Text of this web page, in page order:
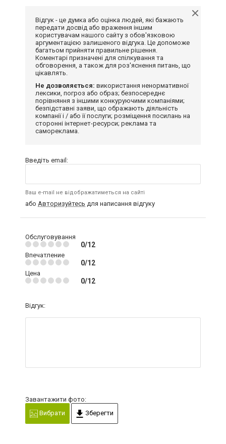
Відгук - це думка або оцінка людей, які бажають
передати досвід або враження іншим
користувачам нашого сайту з обов'язковою
аргументацією залишеного відгука. Це допоможе
багатьом прийняти правильне рішення.
Коментарі призначені для спілкування та
обговорення, а також для роз'яснення питань, що
цікавлять.
Не дозволяється: використання ненормативної
лексики, погроз або образ; безпосереднє
порівняння з іншими конкуруючими компаніями;
безпідставні заяви, що ображають діяльність
компанії і / або її послуги; розміщення посилань на
сторонні інтернет-ресурси; реклама та
самореклама.
Введіть email:
Ваш e-mail не відображатиметься на сайті
або Авторизуйтесь для написання відгуку
Обслуговування
0/12
Впечатление
0/12
Цена
0/12
Відгук:
Завантажити фото:
Вибрати
Зберегти